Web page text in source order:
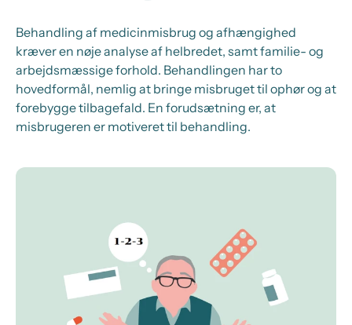
Behandling af medicinmisbrug og afhængighed
kræver en nøje analyse af helbredet, samt familie- og
arbejdsmæssige forhold. Behandlingen har to
hovedformål, nemlig at bringe misbruget til ophør og at
forebygge tilbagefald. En forudsætning er, at
misbrugeren er motiveret til behandling.